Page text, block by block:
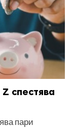
спестява
пари